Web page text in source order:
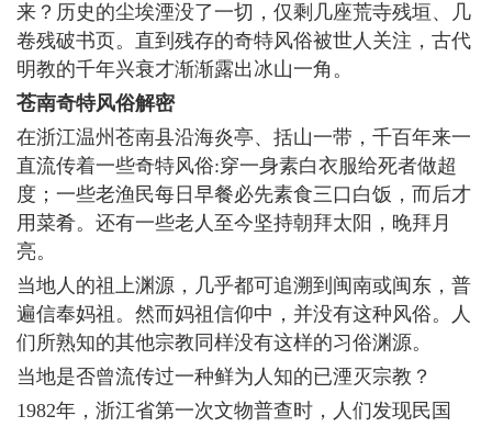
来？历史的尘埃湮没了一切，仅剩几座荒寺残垣、几
卷残破书页。直到残存的奇特风俗被世人关注，古代
明教的千年兴衰才渐渐露出冰山一角。
苍南奇特风俗解密
在浙江温州苍南县沿海炎亭、括山一带，千百年来一
直流传着一些奇特风俗:穿一身素白衣服给死者做超
度；一些老渔民每日早餐必先素食三口白饭，而后才
用菜肴。还有一些老人至今坚持朝拜太阳，晚拜月
亮。
当地人的祖上渊源，几乎都可追溯到闽南或闽东，普
遍信奉妈祖。然而妈祖信仰中，并没有这种风俗。人
们所熟知的其他宗教同样没有这样的习俗渊源。
当地是否曾流传过一种鲜为人知的已湮灭宗教？
1982年，浙江省第一次文物普查时，人们发现民国